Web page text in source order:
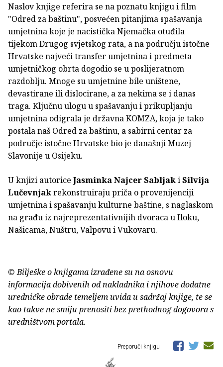
Naslov knjige referira se na poznatu knjigu i film
"Odred za baštinu", posvećen pitanjima spašavanja
umjetnina koje je nacistička Njemačka otuđila
tijekom Drugog svjetskog rata, a na području istočne
Hrvatske najveći transfer umjetnina i predmeta
umjetničkog obrta dogodio se u poslijeratnom
razdoblju. Mnoge su umjetnine bile uništene,
devastirane ili dislocirane, a za nekima se i danas
traga. Ključnu ulogu u spašavanju i prikupljanju
umjetnina odigrala je državna KOMZA, koja je tako
postala naš Odred za baštinu, a sabirni centar za
područje istočne Hrvatske bio je današnji Muzej
Slavonije u Osijeku.
U knjizi autorice Jasminka Najcer SabljakiSilvija
Lučevnjakrekonstruiraju priča o provenijenciji
umjetnina i spašavanju kulturne baštine, s naglaskom
na građu iz najreprezentativnijih dvoraca u Iloku,
Našicama, Nuštru, Valpovu i Vukovaru.
© Bilješke o knjigama izrađene su na osnovu
informacija dobivenih od nakladnika i njihove dodatne
uredničke obrade temeljem uvida u sadržaj knjige, te se
kao takve ne smiju prenositi bez prethodnog dogovora s
uredništvom portala.
Preporuči knjigu